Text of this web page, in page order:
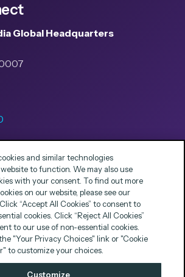
Global Headquarters
and similar technologies
website to function. We may also use
with your consent. To find out more
on our website, please see our
Click “Accept All Cookies” to consent to
cookies. Click “Reject All Cookies”
to our use of non-essential cookies.
"Your Privacy Choices" link or "Cookie
to customize your choices.
Customize